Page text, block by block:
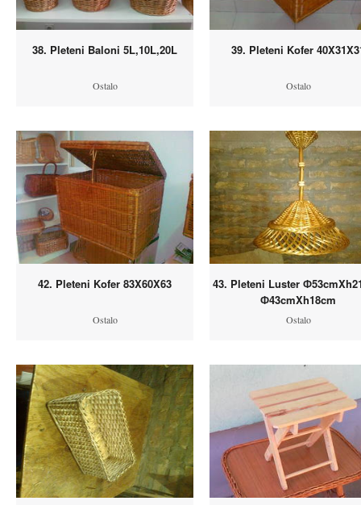
38. Pleteni Baloni 5L,10L,20L
Ostalo
39. Pleteni Kofer
Ostalo
42. Pleteni Kofer 83X60X63
Ostalo
43. Pleteni Luster
Ф43cmXh18cm
Ostalo